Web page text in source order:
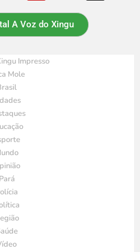
A Voz do Xingu
Impresso
Mole
Pará